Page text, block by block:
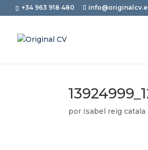
+34 963 918 480
por Isabel reig catala